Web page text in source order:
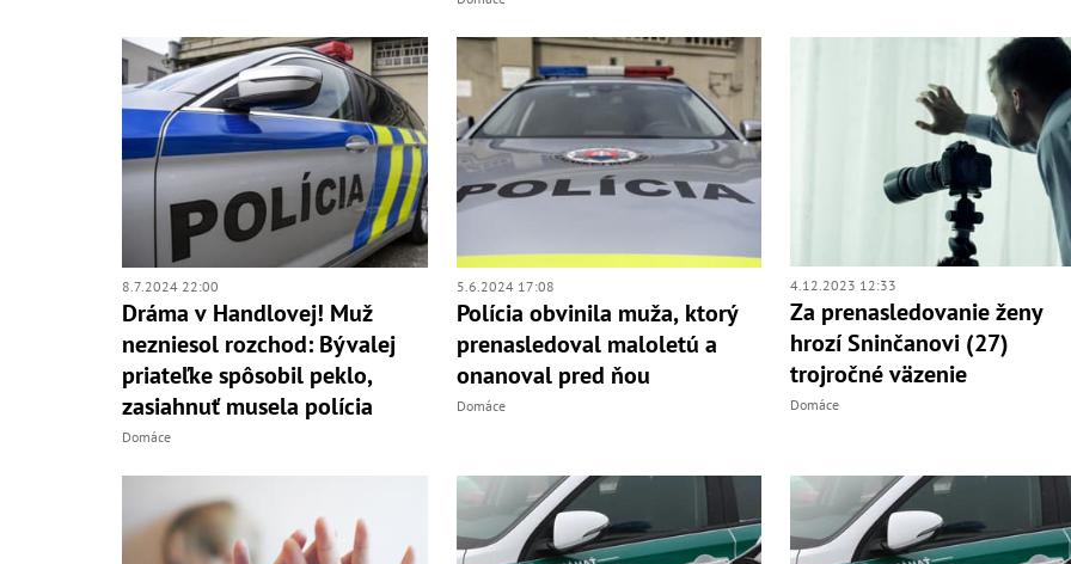
8.7.2024 22:00
Dráma v Handlovej! Muž
nezniesol rozchod: Bývalej
priateľke spôsobil peklo,
zasiahnuť musela polícia
Domáce
5.6.2024 17:08
Polícia obvinila muža, ktorý
prenasledoval maloletú a
onanoval pred ňou
Domáce
4.12.2023 12:33
Za prenasledovanie ženy
hrozí Sninčanovi (27)
trojročné väzenie
Domáce